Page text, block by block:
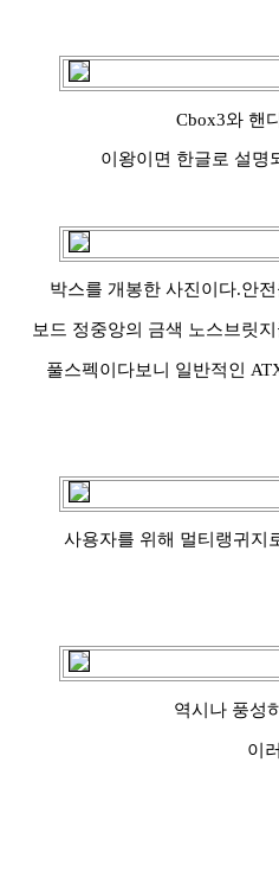
Cbox3와 핸
이왕이면 한글로 설명
박스를 개봉한 사진이다.안
보드 정중앙의 금색 노스브릿
풀스펙이다보니 일반적인
사용자를 위해 멀티랭귀지
역시나 풍성
이